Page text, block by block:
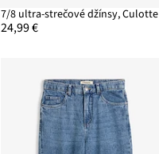
7/8 ultra-strečové džínsy, Culotte
24,99 €